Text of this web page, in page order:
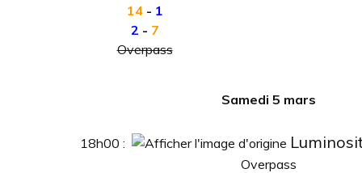
14- 1
2 - 7
Overpass
Samedi 5 mars
18h00 :
Overpass